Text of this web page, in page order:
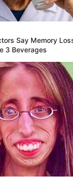
ชื่อในสิ่งที่ทำ ทำใ
ล สถิติเลขดัง ดวงรา
พร้อมแนะนำวิธีเสริมดวง
กรรมเสริมความเป็น
สมัครสมาชิก (ฟรี) เร็
Say Memory
3 Beverages